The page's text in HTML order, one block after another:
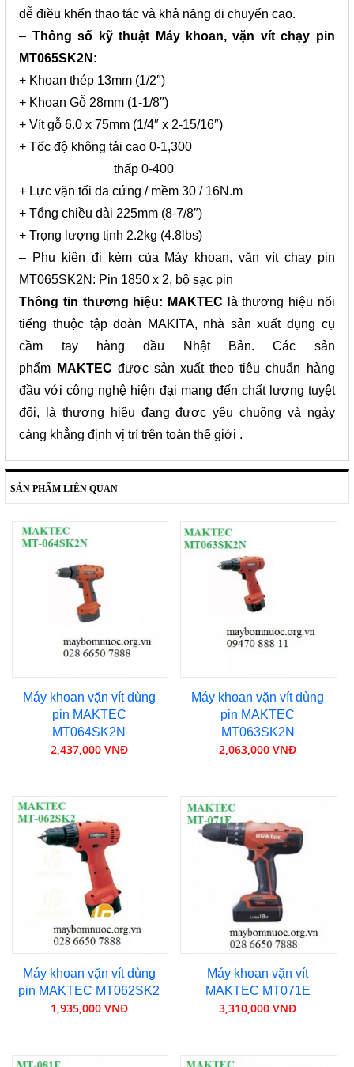
dễ điều khển thao tác và khả năng di chuyển cao.
– Thông số kỹ thuật Máy khoan, vặn vít chạy pin
MT065SK2N:
+ Khoan thép 13mm (1/2″)
+ Khoan Gỗ 28mm (1-1/8″)
+ Vít gỗ 6.0 x 75mm (1/4″ x 2-15/16″)
+ Tốc độ không tải cao 0-1,300
thấp 0-400
+ Lực vặn tối đa cứng / mềm 30 / 16N.m
+ Tổng chiều dài 225mm (8-7/8″)
+ Trọng lượng tịnh 2.2kg (4.8lbs)
– Phụ kiện đi kèm của Máy khoan, vặn vít chạy pin
MT065SK2N: Pin 1850 x 2, bộ sạc pin
Thông tin thương hiệu: MAKTEC là thương hiệu nổi
tiếng thuộc tập đoàn MAKITA, nhà sản xuất dụng cụ
cầm tay hàng đầu Nhật Bản. Các sản
phẩm MAKTEC được sản xuất theo tiêu chuẩn hàng
đầu với công nghệ hiện đại mang đến chất lượng tuyệt
đối, là thương hiệu đang được yêu chuộng và ngày
càng khẳng định vị trí trên toàn thế giới .
SẢN PHẨM LIÊN QUAN
Máy khoan vặn vít dùng
pin MAKTEC
MT064SK2N
2,437,000 VNĐ
Máy khoan vặn vít dùng
pin MAKTEC
MT063SK2N
2,063,000 VNĐ
Máy khoan vặn vít dùng
pin MAKTEC MT062SK2
1,935,000 VNĐ
Máy khoan vặn vít
MAKTEC MT071E
3,310,000 VNĐ